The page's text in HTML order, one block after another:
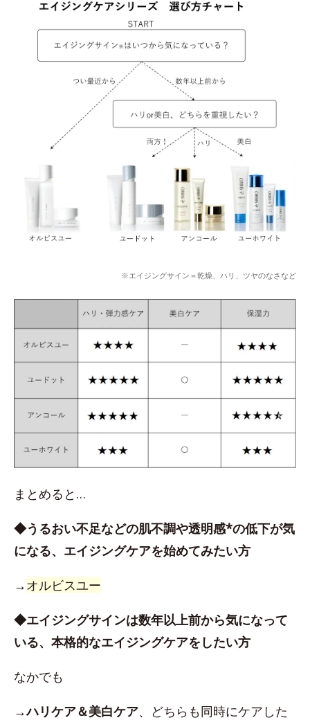
※エイジングサイン＝乾燥、ハリ、ツヤのなさなど
まとめると…
◆うるおい不足などの肌不調や透明感*の低下が気
になる、エイジングケアを始めてみたい方
→オルビスユー
◆エイジングサインは数年以上前から気になって
いる、本格的なエイジングケアをしたい方
なかでも
→ハリケア＆美白ケア、どちらも同時にケアした